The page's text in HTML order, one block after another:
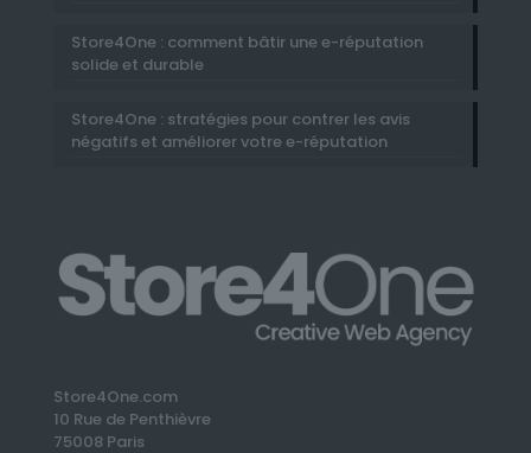
Store4One : comment bâtir une e-réputation
solide et durable
Store4One : stratégies pour contrer les avis
négatifs et améliorer votre e-réputation
Store4One.com
10 Rue de Penthièvre
75008 Paris